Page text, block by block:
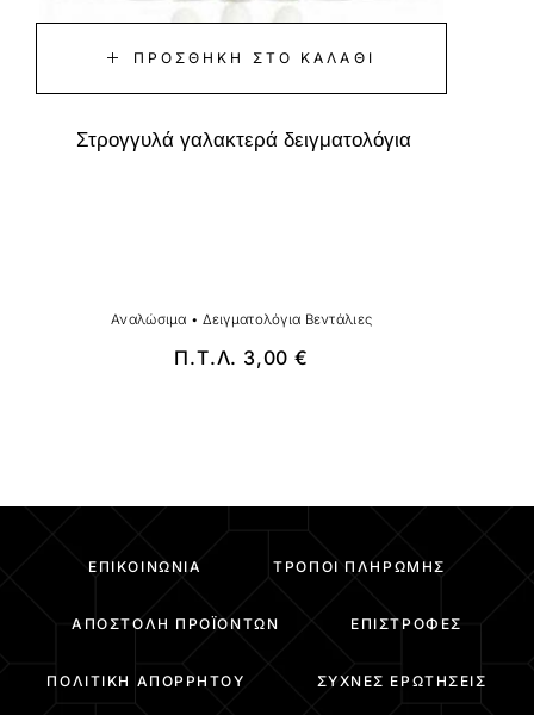
ΠΡΟΣΘΉΚΗ ΣΤΟ ΚΑΛΆΘΙ
Στρογγυλά γαλακτερά δειγματολόγια
Αναλώσιμα • Δειγματολόγια Βεντάλιες
Π.Τ.Λ. 3,00€
ΕΠΙΚΟΙΝΩΝΊΑ ΤΡΌΠΟΙ ΠΛΗΡΩΜΉΣ
ΑΠΟΣΤΟΛΉ ΠΡΟΪΌΝΤΩΝ ΕΠΙΣΤΡΟΦΈΣ
ΠΟΛΙΤΙΚΉ ΑΠΟΡΡΉΤΟΥ ΣΥΧΝΈΣ ΕΡΩΤΉΣΕΙΣ